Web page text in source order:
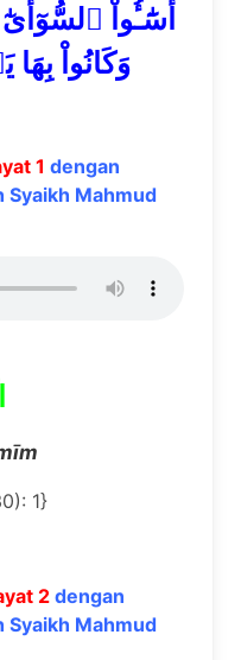
أَسَٰٓـُٔواْ
وَكَانُواْ
1 dengan
Syaikh Mahmud
1}
2 dengan
Syaikh Mahmud